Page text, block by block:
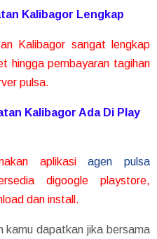
Kalibagor Lengkap
Kalibagor sangat lengkap
hingga pembayaran tagihan
pulsa.
Kalibagor Ada Di Play
aplikasiagen pulsa
digoogle playstore,
dan install.
kamu dapatkan jika bersama